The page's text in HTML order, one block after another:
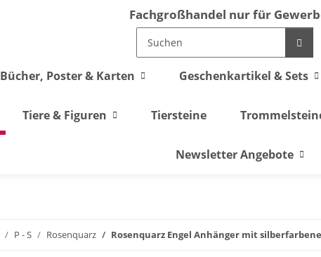
Fachgroßhandel nur für
Bücher, Poster & Karten Geschenkartikel & Sets
Tiere & Figuren Tiersteine
Newsletter Angebote
P - S Rosenquarz Rosenquarz Engel Anhänger mit